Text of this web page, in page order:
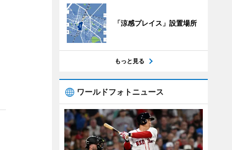
「涼感プレイス」設置場所
もっと見る
ワールドフォトニュース